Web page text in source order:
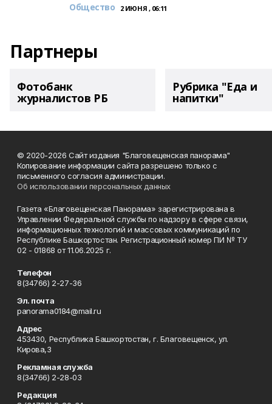
Общество 2 ИЮНЯ , 06:11
Партнеры
Фотобанк
журналистов РБ
Рубрика "Еда и
напитки"
© 2020-2026 Сайт издания "Благовещенская панорама"
Копирование информации сайта разрешено только с
письменного согласия администрации.
Об использовании персональных данных
Газета «Благовещенская Панорама» зарегистрирована в
Управлении Федеральной службы по надзору в сфере связи,
информационных технологий и массовых коммуникаций по
Республике Башкортостан. Регистрационный номер ПИ № ТУ
02 - 01868 от 11.06.2025 г.
Телефон
8(34766) 2-27-36
Эл. почта
panorama0184@mail.ru
Адрес
453430, Республика Башкортостан, г. Благовещенск, ул.
Кирова,3
Рекламная служба
8(34766) 2-28-03
Редакция